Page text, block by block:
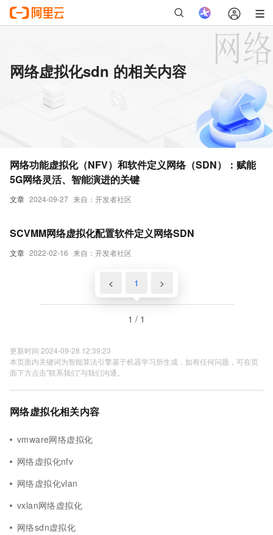
网络虚拟化sdn 的相关内容
文章 2024-09-27 来自：开发者社区
网络功能虚拟化（NFV）和软件定义网络（SDN）：赋能
5G网络灵活、智能演进的关键
文章 2022-02-16 来自：开发者社区
SCVMM网络虚拟化配置软件定义网络SDN
< 1 >
1 / 1
更新时间 2024-09-28 12:39:23
本页面内关键词为智能算法引擎基于机器学习所生成，如有任何问题，可在页
面下方点击"联系我们"与我们沟通。
网络虚拟化相关内容
vmware网络虚拟化
网络虚拟化nfv
网络虚拟化vlan
vxlan网络虚拟化
网络sdn虚拟化